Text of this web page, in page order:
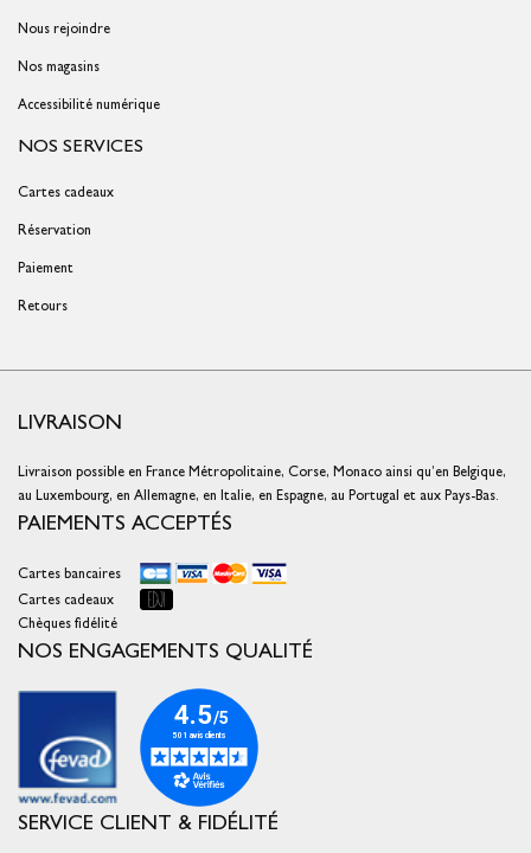
Nous rejoindre
Nos magasins
Accessibilité numérique
NOS SERVICES
Cartes cadeaux
Réservation
Paiement
Retours
LIVRAISON
Livraison possible en France Métropolitaine, Corse, Monaco ainsi qu’en Belgique,
au Luxembourg, en Allemagne, en Italie, en Espagne, au Portugal et aux Pays-Bas.
PAIEMENTS ACCEPTÉS
Cartes bancaires
Cartes cadeaux
Chèques fidélité
NOS ENGAGEMENTS QUALITÉ
SERVICE CLIENT & FIDÉLITÉ